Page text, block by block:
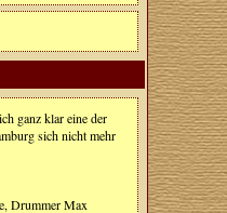
ganz klar eine der
sich nicht mehr
Drummer Max